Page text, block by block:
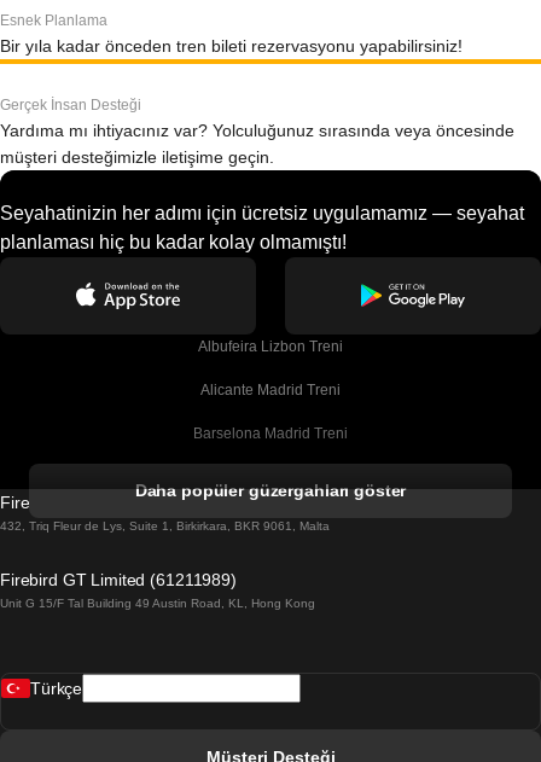
Esnek Planlama
Bir yıla kadar önceden tren bileti rezervasyonu yapabilirsiniz!
Gerçek İnsan Desteği
Yardıma mı ihtiyacınız var? Yolculuğunuz sırasında veya öncesinde
müşteri desteğimizle iletişime geçin.
Seyahatinizin her adımı için ücretsiz uygulamamız — seyahat
planlaması hiç bu kadar kolay olmamıştı!
Albufeira Lizbon Treni
Alicante Madrid Treni
Barselona Madrid Treni
Barselona Sevilla Treni
Belfast Dublin Treni
Daha popüler güzergahları göster
Firebird GT Limited (OC 1451)
432, Triq Fleur de Lys, Suite 1, Birkirkara, BKR 9061, Malta
Firebird GT Limited (61211989)
Unit G 15/F Tal Building 49 Austin Road, KL, Hong Kong
Türkçe
Müşteri Desteği